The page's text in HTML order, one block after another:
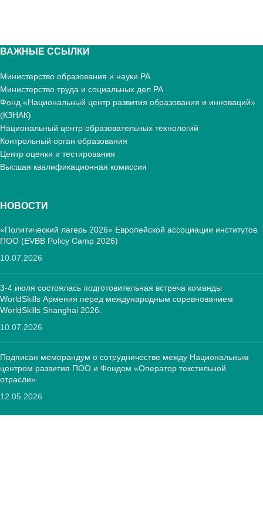
ВАЖНЫЕ ССЫЛКИ
Министерство образования и науки РА
Министерство труда и социальных дел РА
Фонд «Национальный центр развития образования и инноваций»
(КЗНАК)
Национальный центр образовательных технологий
Контрольный орган образования
Центр оценки и тестирования
Высшая квалификационная комиссия
НОВОСТИ
«Политический лагерь 2026» Европейской ассоциации институтов
ПОО (EVBB Policy Camp 2026)
10.07.2026
3-4 июля состоялась подготовительная встреча команды
WorldSkills Армения перед международным соревнованием
WorldSkills Shanghai 2026.
10.07.2026
Подписан меморандум о сотрудничестве между Национальным
центром развития ПОО и Фондом «Оператор текстильной
отрасли»
12.05.2026